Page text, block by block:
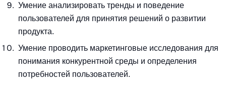
Умение анализировать тренды и поведение
пользователей для принятия решений о развитии
продукта.
Умение проводить маркетинговые исследования для
понимания конкурентной среды и определения
потребностей пользователей.